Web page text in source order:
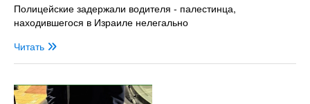
Полицейские задержали водителя - палестинца,
находившегося в Израиле нелегально
Читать